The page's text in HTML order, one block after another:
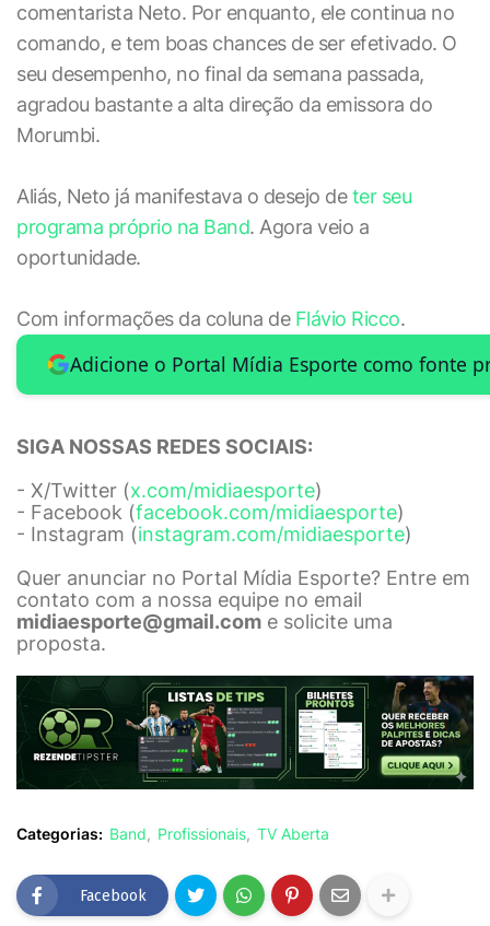
comentarista Neto. Por enquanto, ele continua no
comando, e tem boas chances de ser efetivado. O
seu desempenho, no final da semana passada,
agradou bastante a alta direção da emissora do
Morumbi.
Aliás, Neto já manifestava o desejo deter seu
programa próprio na Band. Agora veio a
oportunidade.
Com informações da coluna de Flávio Ricco.
Adicione o Portal Mídia Esporte como fonte
SIGA NOSSAS REDES SOCIAIS:
- X/Twitter (x.com/midiaesporte)
- Facebook (facebook.com/midiaesporte)
- Instagram (instagram.com/midiaesporte)
Quer anunciar no Portal Mídia Esporte? Entre em
contato com a nossa equipe no email
midiaesporte@gmail.com e solicite uma
proposta.
Categorias: Band Profissionais TV Aberta
Facebook